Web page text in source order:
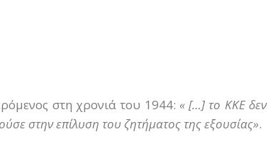
στη χρονιά του 1944: « […] το ΚΚΕ δεν
στην επίλυση του ζητήματος της εξουσίας».